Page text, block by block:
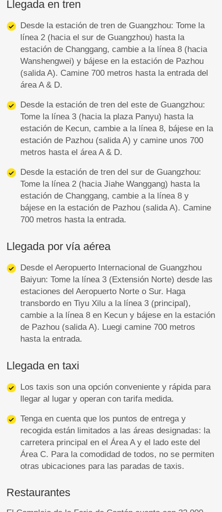
Llegada en tren
Desde la estación de tren de Guangzhou: Tome la
línea 2 (hacia el sur de Guangzhou) hasta la
estación de Changgang, cambie a la línea 8 (hacia
Wanshengwei) y bájese en la estación de Pazhou
(salida A). Camine 700 metros hasta la entrada del
área A & D.
Desde la estación de tren del este de Guangzhou:
Tome la línea 3 (hacia la plaza Panyu) hasta la
estación de Kecun, cambie a la línea 8, bájese en la
estación de Pazhou (salida A) y camine unos 700
metros hasta el área A & D.
Desde la estación de tren del sur de Guangzhou:
Tome la línea 2 (hacia Jiahe Wanggang) hasta la
estación de Changgang, cambie a la línea 8 y
bájese en la estación de Pazhou (salida A). Camine
700 metros hasta la entrada.
Llegada por vía aérea
Desde el Aeropuerto Internacional de Guangzhou
Baiyun: Tome la línea 3 (Extensión Norte) desde las
estaciones del Aeropuerto Norte o Sur. Haga
transbordo en Tiyu Xilu a la línea 3 (principal),
cambie a la línea 8 en Kecun y bájese en la estación
de Pazhou (salida A). Luegi camine 700 metros
hasta la entrada.
Llegada en taxi
Los taxis son una opción conveniente y rápida para
llegar al lugar y operan con tarifa medida.
Tenga en cuenta que los puntos de entrega y
recogida están limitados a las áreas designadas: la
carretera principal en el Área A y el lado este del
Área C. Para la comodidad de todos, no se permiten
otras ubicaciones para las paradas de taxis.
Restaurantes